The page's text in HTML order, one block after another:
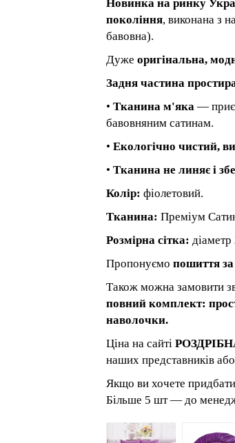
Новинка на ринку
покоління, виконана з
бавовна).
Дуже оригінальна,
Задня частина
• Тканина м'яка ―
бавовняним сатинам.
• Екологічно чистий,
• Тканина не линяє і
Колір: фіолетовий.
Тканина: Преміум
Розмірна сітка:
Пропонуємо пошиття
Також можна замовити
повний комплект:
наволочки.
Ціна на сайті
наших представників
Якщо ви хочете придбати
Більше 5 шт ― до